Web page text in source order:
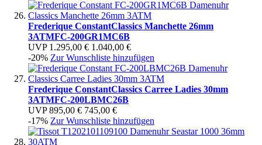
Frederique ConstantClassics Manchette 26mm
3ATMFC-200GR1MC6B
UVP 1.295,00 € 1.040,00 €
-20% Zur Wunschliste hinzufügen
Frederique ConstantClassics Carree Ladies 30mm
3ATMFC-200LBMC26B
UVP 895,00 € 745,00 €
-17% Zur Wunschliste hinzufügen